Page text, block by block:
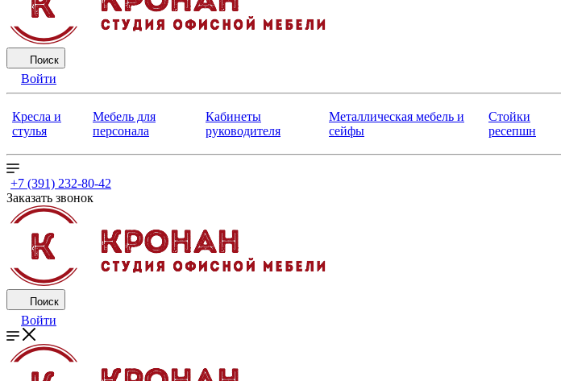
Поиск
Войти
Кресла и
стулья
Мебель для
персонала
Кабинеты
руководителя
Металлическая мебель и
сейфы
Стойки
ресепшн
+7 (391) 232-80-42
Заказать звонок
Поиск
Войти